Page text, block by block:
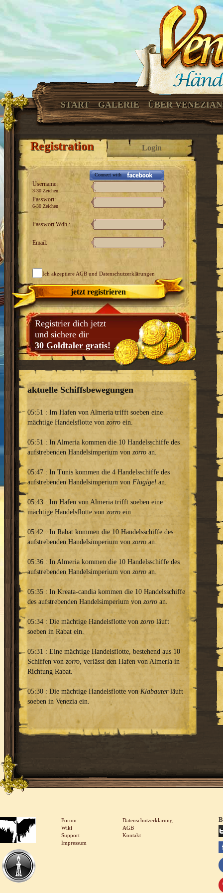
START GALERIE ÜBER
Registration Login
Connect with
Username:
3-30 Zeichen
Passwort:
6-30 Zeichen
Passwort Wdh.:
Email:
Ich akzeptiere AGB und Datenschutzerklärungen
jetzt registrieren
Registrier dich jetzt
und sichere dir
30 Goldtaler gratis!
aktuelle Schiffsbewegungen
05:51 : Im Hafen von Almeria trifft soeben eine
mächtige Handelsflotte von zorro ein.
05:51 : In Almeria kommen die 10 Handelsschiffe des
aufstrebenden Handelsimperium von zorro an.
05:47 : In Tunis kommen die 4 Handelsschiffe des
aufstrebenden Handelsimperium von Flugigel an.
05:43 : Im Hafen von Almeria trifft soeben eine
mächtige Handelsflotte von zorro ein.
05:42 : In Rabat kommen die 10 Handelsschiffe des
aufstrebenden Handelsimperium von zorro an.
05:36 : In Almeria kommen die 10 Handelsschiffe des
aufstrebenden Handelsimperium von zorro an.
05:35 : In Kreata-candia kommen die 10 Handelsschiffe
des aufstrebenden Handelsimperium von zorro an.
05:34 : Die mächtige Handelsflotte von zorro läuft
soeben in Rabat ein.
05:31 : Eine mächtige Handelsflotte, bestehend aus 10
Schiffen von zorro, verlässt den Hafen von Almeria in
Richtung Rabat.
05:30 : Die mächtige Handelsflotte von Klabauterläuft
soeben in Venezia ein.
Forum
Wiki
Support
Impressum
Datenschutzerklärung
AGB
Kontakt